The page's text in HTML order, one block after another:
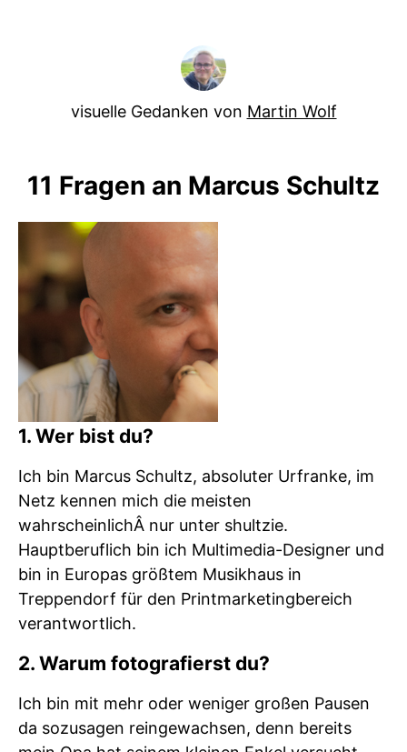
visuelle Gedanken von Martin Wolf
11 Fragen an Marcus Schultz
1. Wer bist du?
Ich bin Marcus Schultz, absoluter Urfranke, im
Netz kennen mich die meisten
wahrscheinlichÂ nur unter shultzie.
Hauptberuflich bin ich Multimedia-Designer und
bin in Europas größtem Musikhaus in
Treppendorf für den Printmarketingbereich
verantwortlich.
2. Warum fotografierst du?
Ich bin mit mehr oder weniger großen Pausen
da sozusagen reingewachsen, denn bereits